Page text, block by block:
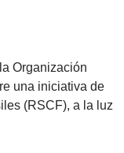
Organización
una iniciativa de
(RSCF), a la luz